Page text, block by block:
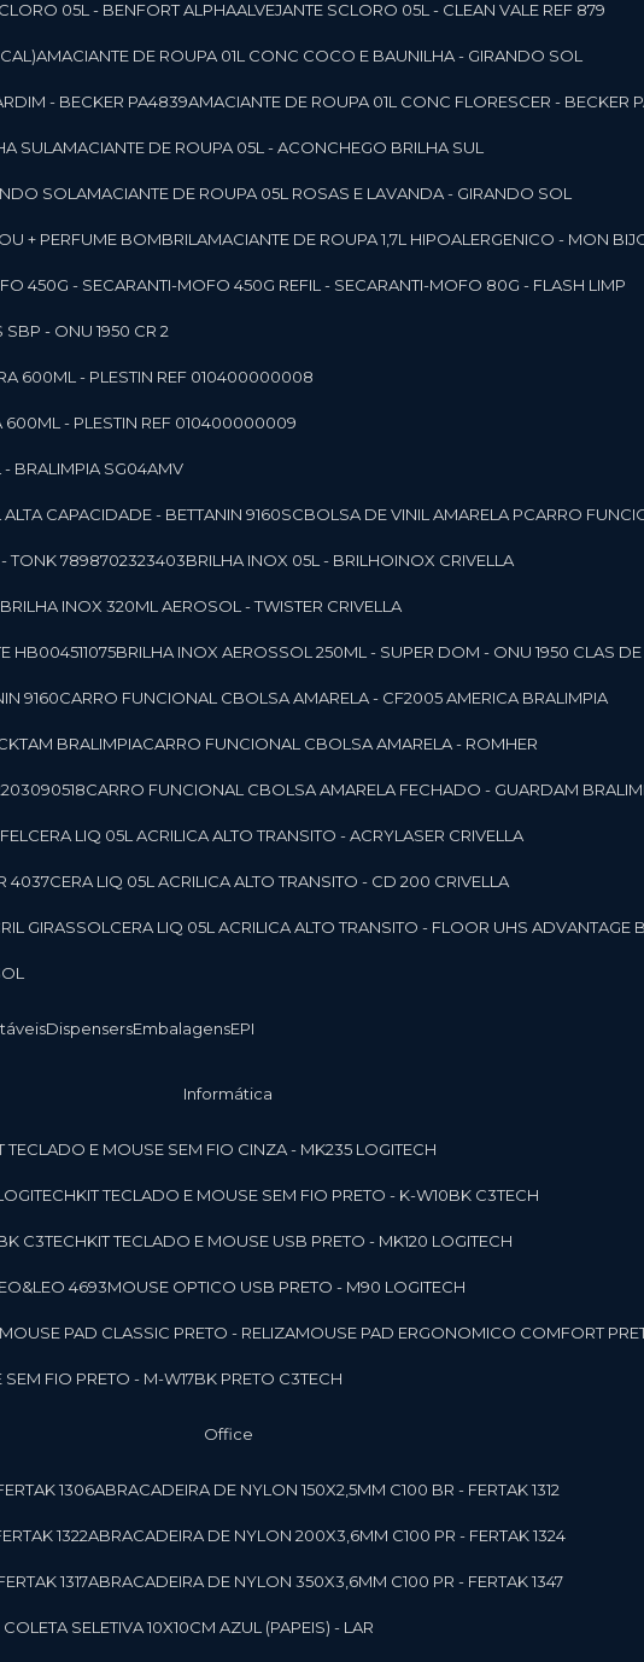
05L - BENFORT ALPHA ALVEJANTE SCLORO 05L - CLEAN VALE REF 879
AMACIANTE DE ROUPA 01L CONC COCO E BAUNILHA - GIRANDO SOL
- BECKER PA4839 AMACIANTE DE ROUPA 01L CONC FLORESCER - BECKER
SUL AMACIANTE DE ROUPA 05L - ACONCHEGO BRILHA SUL
SOL AMACIANTE DE ROUPA 05L ROSAS E LAVANDA - GIRANDO SOL
+ PERFUME BOMBRIL AMACIANTE DE ROUPA 1,7L HIPOALERGENICO - MON
450G - SECAR ANTI-MOFO 450G REFIL - SECAR ANTI-MOFO 80G - FLASH LIMP
SBP - ONU 1950 CR 2
600ML - PLESTIN REF 010400000008
600ML - PLESTIN REF 010400000009
- BRALIMPIA SG04AMV
CAPACIDADE - BETTANIN 9160SC BOLSA DE VINIL AMARELA PCARRO
- TONK 7898702323403 BRILHA INOX 05L - BRILHOINOX CRIVELLA
BRILHA INOX 320ML AEROSOL - TWISTER CRIVELLA
HB004511075 BRILHA INOX AEROSSOL 250ML - SUPER DOM - ONU 1950 CLAS
9160 CARRO FUNCIONAL CBOLSA AMARELA - CF2005 AMERICA BRALIMPIA
BRALIMPIA CARRO FUNCIONAL CBOLSA AMARELA - ROMHER
CARRO FUNCIONAL CBOLSA AMARELA FECHADO - GUARDAM
CERA LIQ 05L ACRILICA ALTO TRANSITO - ACRYLASER CRIVELLA
4037 CERA LIQ 05L ACRILICA ALTO TRANSITO - CD 200 CRIVELLA
GIRASSOL CERA LIQ 05L ACRILICA ALTO TRANSITO - FLOOR UHS ADVANTAGE
Dispensers Embalagens EPI
Informática
TECLADO E MOUSE SEM FIO CINZA - MK235 LOGITECH
KIT TECLADO E MOUSE SEM FIO PRETO - K-W10BK C3TECH
C3TECH KIT TECLADO E MOUSE USB PRETO - MK120 LOGITECH
4693 MOUSE OPTICO USB PRETO - M90 LOGITECH
MOUSE PAD CLASSIC PRETO - RELIZA MOUSE PAD ERGONOMICO COMFORT
SEM FIO PRETO - M-W17BK PRETO C3TECH
Office
1306 ABRACADEIRA DE NYLON 150X2,5MM C100 BR - FERTAK 1312
1322 ABRACADEIRA DE NYLON 200X3,6MM C100 PR - FERTAK 1324
1317 ABRACADEIRA DE NYLON 350X3,6MM C100 PR - FERTAK 1347
COLETA SELETIVA 10X10CM AZUL (PAPEIS) - LAR